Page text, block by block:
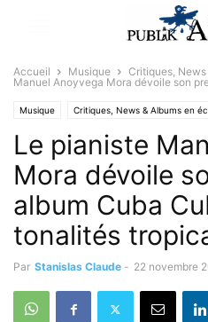
Accueil Musique Critiques,
Manuel Anoyvega Mora dévoile son
Musique Critiques, News & Albums en
Le pianiste
Mora dévoile
album Cuba
tonalités
Par Stanislas Claude - 22 novembre